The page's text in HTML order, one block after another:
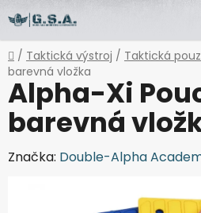
na
obsah
Domů
/ Taktická výstroj / Taktická
barevná vložka
Alpha-Xi
barevná
Značka: Double-Alpha